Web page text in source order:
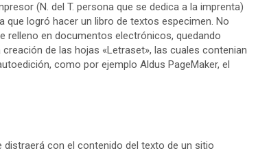
(N. del T. persona que se dedica a la imprenta)
logró hacer un libro de textos especimen. No
relleno en documentos electrónicos, quedando
de las hojas «Letraset», las cuales contenian
como por ejemplo Aldus PageMaker, el
con el contenido del texto de un sitio